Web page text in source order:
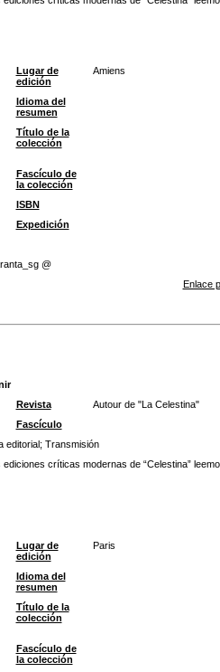
Lugar de
edición
Amiens
Idioma del
resumen
Título de la
colección
Fascículo de
la colección
ISBN
Expedición
@
Enlace
Revista
Autour de "La Celestina"
Fascículo
editorial; Transmisión
críticas modernas de “Celestina”
Lugar de
edición
Paris
Idioma del
resumen
Título de la
colección
Fascículo de
la colección